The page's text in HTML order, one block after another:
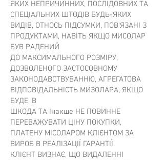
ЯКИХ НЕПРИЧИННИХ, ПОСЛІДОВНИХ ТА
СПЕЦІАЛЬНИХ ШТОДІВ БУДЬ-ЯКИХ
ВИДІВ, ОТНОСЬ ПІДСУМКИ, ПОВ'ЯЗАНІ З
ПРОДУКТАМИ, НАВІТЬ ЯКЩО МИСОЛАР
БУВ РАДЕНИЙ
ДО МАКСИМАЛЬНОГО РОЗМІРУ,
ДОЗВОЛЕНОГО ЗАСТОСОВНОМУ
ЗАКОНОДАВСТВУВАННЮ, АГРЕГАТОВА
ВІДПОВІДАЛЬНІСТЬ МИЗОЛАРА, ЯКЩО
БУДЕ, В
ШКОДА ТА Інакше НЕ ПОВИННЕ
ПЕРЕВАЖУВАТИ ЦІНУ ПОКУПКИ,
ПЛАТЕНУ МІСОЛАРОМ КЛІЄНТОМ ЗА
ВИРОБ В РЕАЛІЗАЦІЇ ГАРАНТІЇ.
КЛІЄНТ ВИЗНАЄ, ЩО ВИДАЛЕННІ